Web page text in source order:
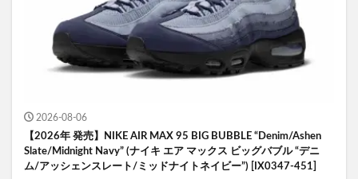
2026-08-06
【2026年 発売】NIKE AIR MAX 95 BIG BUBBLE “Denim/Ashen
Slate/Midnight Navy” (ナイキ エア マックス ビッグバブル “デニ
ム/アッシェンスレート/ミッドナイトネイビー”) [IX0347-451]